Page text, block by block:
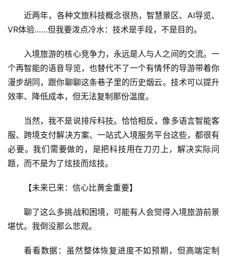
近两年，各种文旅科技概念很热，智慧景区、AI导览、
VR体验……但我要泼点冷水：技术是手段，不是目的。
入境旅游的核心竞争力，永远是人与人之间的交流。一
个再智能的语音导览，也替代不了一个有情怀的导游带着你
漫步胡同，跟你聊聊这条巷子里的历史烟云。技术可以提升
效率、降低成本，但无法复制那份温度。
当然，我不是说排斥科技。恰恰相反，像多语言智能客
服、跨境支付解决方案、一站式入境服务平台这些，都很有
必要。我们需要做的，是把科技用在刀刃上，解决实际问
题，而不是为了炫技而炫技。
【未来已来：信心比黄金重要】
聊了这么多挑战和困境，可能有人会觉得入境旅游前景
堪忧。我倒没那么悲观。
看看数据：虽然整体恢复进度不如预期，但高端定制